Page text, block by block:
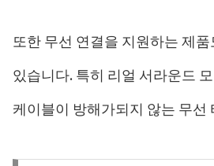
또한 무선 연결을 지원하는 제
있습니다. 특히 리얼 서라운드
케이블이 방해가되지 않는 무선